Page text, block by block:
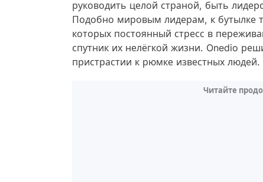
руководить целой страной, быть
Подобно мировым лидерам, к бутылке
которых постоянный стресс в
спутник их нелёгкой жизни. Onedio
пристрастии к рюмке известных людей.
Читайте